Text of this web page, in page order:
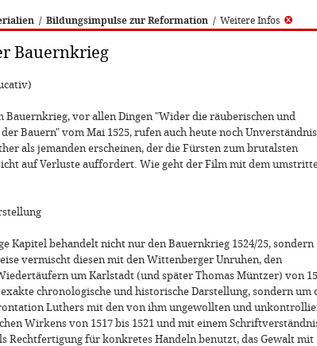
/ Bildungsimpulse zur Reformation / Weitere Infos
Bauernkrieg
Bauernkrieg, vor allen Dingen "Wider die räuberischen und
Bauern" vom Mai 1525, rufen auch heute noch Unverständnis
als jemanden erscheinen, der die Fürsten zum brutalsten
auf Verluste auffordert. Wie geht der Film mit dem
Kapitel behandelt nicht nur den Bauernkrieg 1524/25, sondern
vermischt diesen mit den Wittenberger Unruhen, den
um Karlstadt (und später Thomas Müntzer) von
chronologische und historische Darstellung, sondern um
Luthers mit den von ihm ungewollten und
Wirkens von 1517 bis 1521 und mit einem
Rechtfertigung für konkretes Handeln benutzt, das Gewalt mit